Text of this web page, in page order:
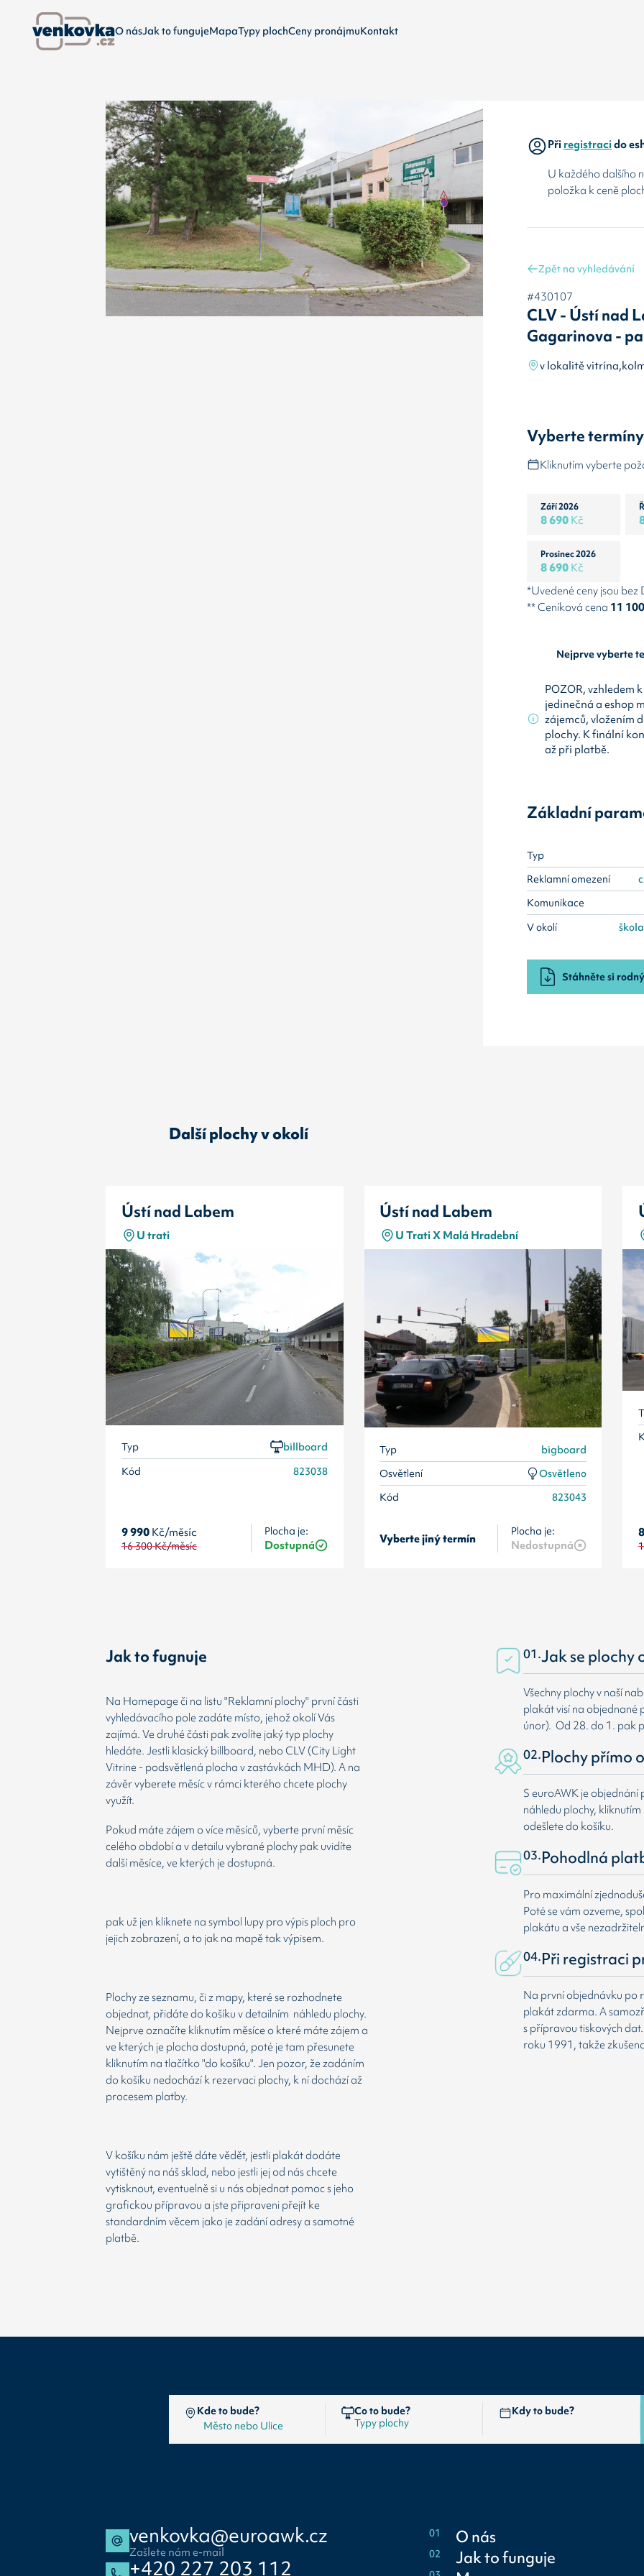
O násJak to fungujeMapaTypy plochCeny pronájmuKontakt
Přiregistracido
U každého dalšího
položka k ceně
Zpět na vyhledávání
#430107
CLV - Ústí nad
Gagarinova -
v lokalitě
Vyberte
Kliknutím vyberte
Září 2026
8 690Kč
Prosinec 2026
8 690Kč
*Uvedené ceny jsou bez
** Ceníková cena 11 100
Nejprve vyberte
POZOR, vzhledem
jedinečná a eshop
zájemců, vložením
plochy. K finální
až při platbě.
Základní
Typ
Reklamní omezení
Komunikace
V okolí
Stáhněte si
Další plochy v okolí
Ústí nad Labem
U trati
Typ
billboard
Kód
823038
9 990Kč/měsíc
16 300Kč/měsíc
Plocha je:
Dostupná
Ústí nad Labem
U Trati X Malá Hradební
Typ
bigboard
Osvětlení
Osvětleno
Kód
823043
Vyberte jiný termín Plocha je:
Nedostupná
Jak to fugnuje
Na Homepage či na listu "Reklamní plochy" první části
vyhledávacího pole zadáte místo, jehož okolí Vás
zajímá. Ve druhé části pak zvolíte jaký typ plochy
hledáte. Jestli klasický billboard, nebo CLV (City Light
Vitrine - podsvětlená plocha v zastávkách MHD). A na
závěr vyberete měsíc v rámci kterého chcete plochy
využít.
Pokud máte zájem o více měsíců, vyberte první měsíc
celého období a v detailu vybrané plochy pak uvidíte
další měsíce, ve kterých je dostupná.
pak už jen kliknete na symbol lupy pro výpis ploch pro
jejich zobrazení, a to jak na mapě tak výpisem.
Plochy ze seznamu, či z mapy, které se rozhodnete
objednat, přidáte do košíku v detailním náhledu plochy.
Nejprve označíte kliknutím měsíce o které máte zájem a
ve kterých je plocha dostupná, poté je tam přesunete
kliknutím na tlačítko "do košíku". Jen pozor, že zadáním
do košíku nedochází k rezervaci plochy, k ní dochází až
procesem platby.
V košíku nám ještě dáte vědět, jestli plakát dodáte
vytištěný na náš sklad, nebo jestli jej od nás chcete
vytisknout, eventuelně si u nás objednat pomoc s jeho
grafickou přípravou a jste připraveni přejít ke
standardním věcem jako je zadání adresy a samotné
platbě.
01.Jak se plochy
Všechny plochy v naší
plakát visí na objednané
únor). Od 28. do 1. pak
02.Plochy přímo
S euroAWK je objednání
náhledu plochy,
odešlete do košíku.
03.Pohodlná
Pro maximální
Poté se vám ozveme,
plakátu a vše
04.Při registraci
Na první objednávku po
plakát zdarma. A
s přípravou tiskových
roku 1991, takže
Kde to bude? Co to bude? Kdy to bude?
venkovka@euroawk.cz
Zašlete nám e-mail
+420 227 203 112
01 O nás
02 Jak to funguje